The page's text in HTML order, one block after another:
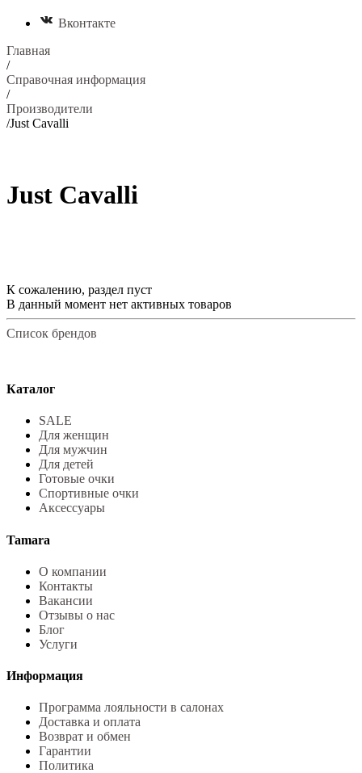
Вконтакте
Главная
/
Справочная информация
/
Производители
/Just Cavalli
Just Cavalli
К сожалению, раздел пуст
В данный момент нет активных товаров
Список брендов
Каталог
SALE
Для женщин
Для мужчин
Для детей
Готовые очки
Спортивные очки
Аксессуары
Tamara
О компании
Контакты
Вакансии
Отзывы о нас
Блог
Услуги
Информация
Программа лояльности в салонах
Доставка и оплата
Возврат и обмен
Гарантии
Политика